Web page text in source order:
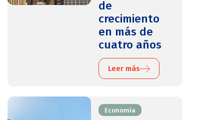
de
crecimiento
en más de
cuatro años
Leer más
Economía